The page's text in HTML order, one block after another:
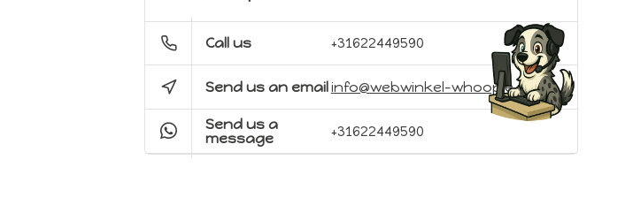
Call us +31622449590
Send us an emailinfo@webwinkel-whoopie.nl
Send us a
message
+31622449590